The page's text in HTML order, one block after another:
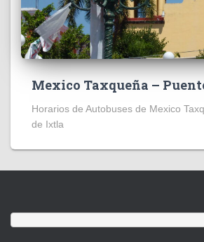
Mexico Taxqueña –
Horarios de Autobuses de Mexico
de Ixtla